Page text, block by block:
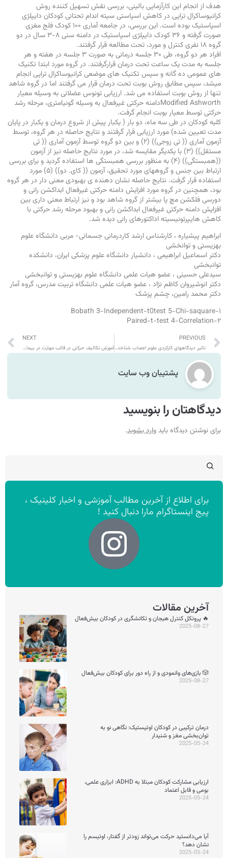
هدف از انجام این کارآزمایی بالینی، بررسی نقش تسهیل کننده روش
کرانیوساکرال تراپی در کاهش اسپاستی سیته اندام تحتانی کودکان دایپلژی
اسپاستیک بوده است. این بررسی، در جامعه آماری ۱۰۰ کودک فلج مغزی
صورت گرفته و ۳۶ کودک دایپلژی اسپاستیک در دامنه سنی ۸-۳ سال در دو
گروه ۱۸ نفری کنترل و مورد، تحت مطالعه قرار گرفتند.
افراد هر دو گروه، طی ۳۰ جلسه درمانی به صورت ۳ جلسه در هفته و هر
جلسه به مدت یک ساعت تحت درمان قرارگرفتند. در گروه مورد ابتدا تکنیک
های عمومی ده گانه و سپس تکنیک های موضعی کرانیوساکرال تراپی انجام
میشد، سپس مطابق روش بوبت تحت درمان قرار می گرفتند اما در گروه شاهد
تنها از روش بوبت استفاده می شد. ارزیابی تونوس عضلانی به وسیله معیار
Modified Ashworthدامنه حرکتی غیرفعال به وسیله گونیامتری، مرحله رشد
حرکتی توسط معیار بوبت انجام گرفت.
کلیه کودکان در طی سه ماه، دو بار ( یکبار پیش از شروع درمان و یکبار در پایان
مدت تعیین شده) مورد ارزیابی قرار گرفتند و نتایج حاصله در هر گروه، توسط
آزمون آماری (( تی زوجی)) (۲) و بین دو گروه توسط آزمون آماری (( تی
مستقل)) (۳) با یکدیگر مقایسه شد، در مورد نتایج حاصله نیز از آزمون
((همبستگی)) (۴) به منظور بررسی همبستگی ها استفاده گردید و برای بررسی
ارتباط بین جنس و گروههای مورد تحقیق، آزمون (( کای. دو)) (۵) مورد
استفاده قرار گرفت. نتایج حاصله نشان دهنده ی بهبودی معنی دار در هر گروه
بود، همچنین در گروه مورد افزایش دامنه حرکتی غیرفعال ابداکشن رانی و
دورسی فلکشن مچ پا بیشتر از گروه شاهد بود و نیز ارتباط معنی داری بین
افزایش دامنه حرکتی غیرفعال ابداکشن رانی و بهبود مرحله رشد حرکتی با
کاهش هایپرتونیسیته اداکتورهای رانی دیده شد.
ابراهیم پیشیاره ، کارشناس ارشد کاردرمانی جسمانی- مربی دانشگاه علوم
بهزیستی و توانخشی
دکتر اسماعیل ابراهیمی ، دانشیار دانشگاه علوم پزشکی ایران، دانشکده
توانبخشی
سیدعلی حسینی ، عضو هیات علمی دانشگاه علوم بهزیستی و توانبخشی
دکتر انوشیروان کاظم نژاد ، عضو هیات علمی دانشگاه تربیت مدرس، گروه آمار
دکتر محمد رامین، چشم پزشک
۱-Bobath 3-Independent-t0test 5-Chi-saquare
۲-Paired-t-test 4-Correlation
PREVIOUS
تاثیر دیدگاههای کارکردی علوم اعصاب شناختی بر آموزشها در کاردرمانی
NEXT
آموزش تکالیف حرکتی در قالب مهارت در بیماران با آسیب ستون فقرات
پشتیبان وب سایت
دیدگاهتان را بنویسید
برای نوشتن دیدگاه بایدوارد بشوید.
برای اطلاع از آخرین مطالب آموزشی و اخبار کلینیک ،
پیج اینستاگرام مارا دنبال کنید !
آخرین مقالات
🔥 پروتکل کنترل هیجان و تکانشگری در کودکان بیش‌فعال
2025-08-27
🎲 بازی‌های وانمودی و از راه دور برای کودکان بیش‌فعال
2025-08-27
درمان ترکیبی در کودکان اوتیستیک: نگاهی نو به
توان‌بخشی مغز و شنیدار
2025-05-24
ارزیابی مشارکت کودکان مبتلا به ADHD: ابزاری علمی،
بومی و قابل اعتماد
2025-05-24
آیا می‌دانستید حرکت می‌تواند زودتر از گفتار، اوتیسم را
نشان دهد؟
2025-05-24